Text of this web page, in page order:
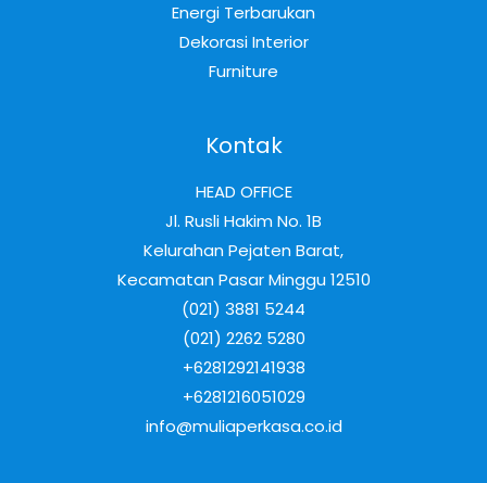
Energi Terbarukan
Dekorasi Interior
Furniture
Kontak
HEAD OFFICE
Jl. Rusli Hakim No. 1B
Kelurahan Pejaten Barat,
Kecamatan Pasar Minggu 12510
(021) 3881 5244
(021) 2262 5280
+6281292141938
+6281216051029
info@muliaperkasa.co.id